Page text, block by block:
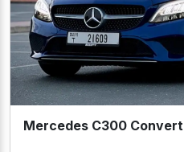
Mercedes C300